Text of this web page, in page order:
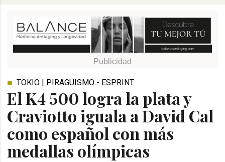
El K4 500 logra la plata y
Craviotto iguala a David Cal
como español con más
medallas olímpicas
TOKIO | PIRAGÜISMO - ESPRINT